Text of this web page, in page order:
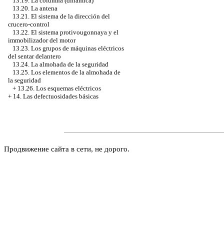
13.20. La antena
13.21. El sistema de la dirección del
crucero-control
13.22. El sistema protivougonnaya y el
immobilizador del motor
13.23. Los grupos de máquinas eléctricos
del sentar delantero
13.24. La almohada de la seguridad
13.25. Los elementos de la almohada de
la seguridad
+ 13.26. Los esquemas eléctricos
+ 14. Las defectuosidades básicas
Продвижение сайта в сети, не дорого.